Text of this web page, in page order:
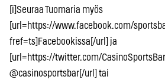
[i]Seuraa Tuomaria myös
[url=https://www.facebook.com/
fref=ts]Facebookissa[/url] ja
[url=https://twitter.com/
@casinosportsbar[/url] tai